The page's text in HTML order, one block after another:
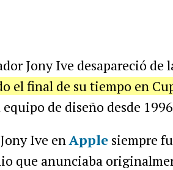
Jony Ive desapareció de
el final de su tiempo en
de diseño desde
Ive enApplesiempre
que anunciaba